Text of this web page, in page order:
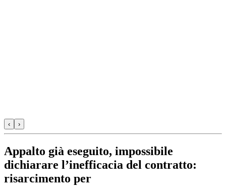
‹ ›
Appalto già eseguito, impossibile
dichiarare l’inefficacia del contratto:
risarcimento per